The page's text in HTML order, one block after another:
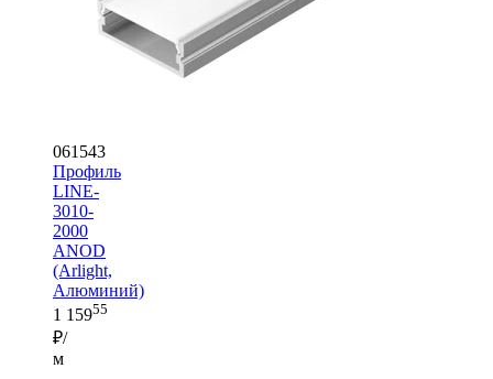
061543
Профиль
LINE-
3010-
2000
ANOD
(Arlight,
Алюминий)
1 15955
₽/
м